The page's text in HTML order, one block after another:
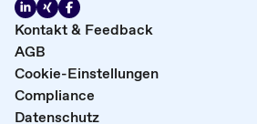
Kontakt & Feedback
AGB
Cookie-Einstellungen
Compliance
Datenschutz